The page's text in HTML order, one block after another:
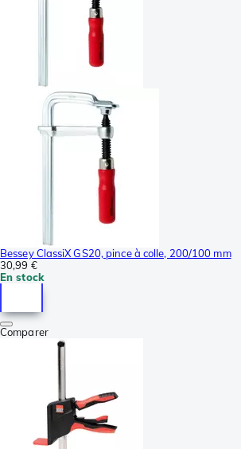
Bessey ClassiX GS20, pince à colle, 200/100 mm
30,99 €
En stock
Comparer